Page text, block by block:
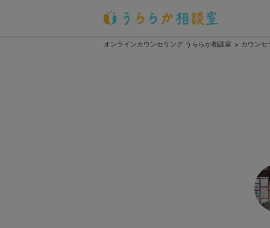
オンラインカウンセリング うららか相談室 > カウンセ